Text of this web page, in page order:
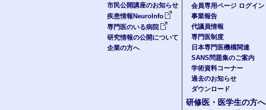
市民公開講座のお知らせ
疾患情報NeuroInfo
専門医のいる病院
研究情報の公開について
企業の方へ
会員専用ページ ログイン
事業報告
代議員情報
専門医制度
日本専門医機構関連
SANS問題集のご案内
学術資料コーナー
過去のお知らせ
ダウンロード
研修医・医学生の方へ